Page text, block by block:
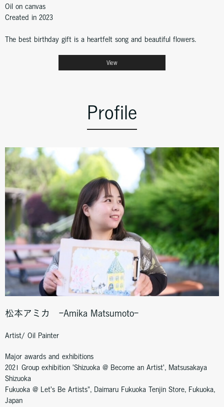
Oil on canvas
Created in 2023
The best birthday gift is a heartfelt song and beautiful flowers.
View
Profile
松本アミカ ｰAmika Matsumotoｰ
Artist/ Oil Painter
Major awards and exhibitions
2021 Group exhibition 'Shizuoka @ Become an Artist', Matsusakaya
Shizuoka
Fukuoka @ Let's Be Artists", Daimaru Fukuoka Tenjin Store, Fukuoka,
Japan